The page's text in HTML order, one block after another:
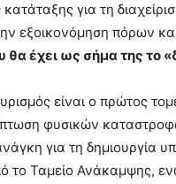
για τη
εξοικονόμηση πόρων
θα έχει ως σήμα της το
είναι ο πρώτος
φυσικών
για τη δημιουργία
το Ταμείο Ανάκαμψης,